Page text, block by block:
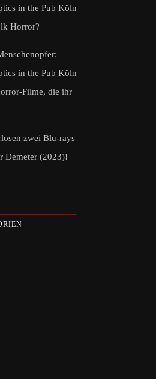
in the Pub Köln
Horror?
in the Pub Köln
Filme, die ihr
zwei Blu-rays
Demeter (2023)!